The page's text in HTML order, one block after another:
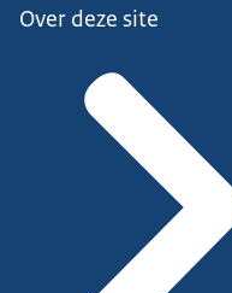
Over deze site